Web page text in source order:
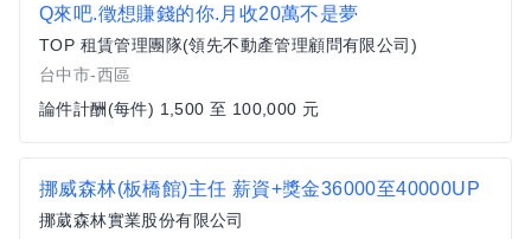
Q來吧.徵想賺錢的你.月收20萬不是夢
TOP 租賃管理團隊(領先不動產管理顧問有限公司)
台中市-西區
論件計酬(每件) 1,500 至 100,000 元
挪威森林(板橋館)主任 薪資+獎金36000至40000UP
挪葳森林實業股份有限公司